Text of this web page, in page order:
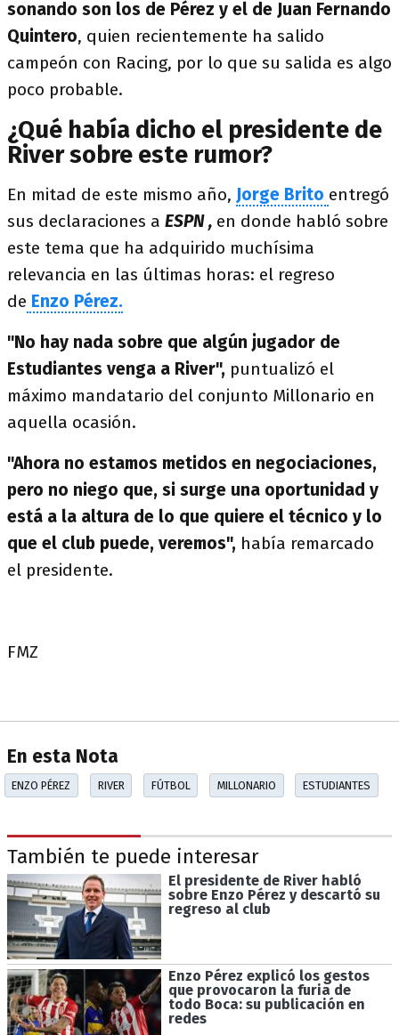
sonando son los de Pérez y el de Juan Fernando
Quintero, quien recientemente ha salido
campeón con Racing, por lo que su salida es algo
poco probable.
¿Qué había dicho el presidente de
River sobre este rumor?
En mitad de este mismo año, Jorge Brito entregó
sus declaraciones a ESPN , en donde habló sobre
este tema que ha adquirido muchísima
relevancia en las últimas horas: el regreso
de Enzo Pérez.
"No hay nada sobre que algún jugador de
Estudiantes venga a River", puntualizó el
máximo mandatario del conjunto Millonario en
aquella ocasión.
"Ahora no estamos metidos en negociaciones,
pero no niego que, si surge una oportunidad y
está a la altura de lo que quiere el técnico y lo
que el club puede, veremos", había remarcado
el presidente.
FMZ
En esta Nota
ENZO PÉREZ RIVER FÚTBOL MILLONARIO ESTUDIANTES
También te puede interesar
El presidente de River habló
sobre Enzo Pérez y descartó su
regreso al club
Enzo Pérez explicó los gestos
que provocaron la furia de
todo Boca: su publicación en
redes